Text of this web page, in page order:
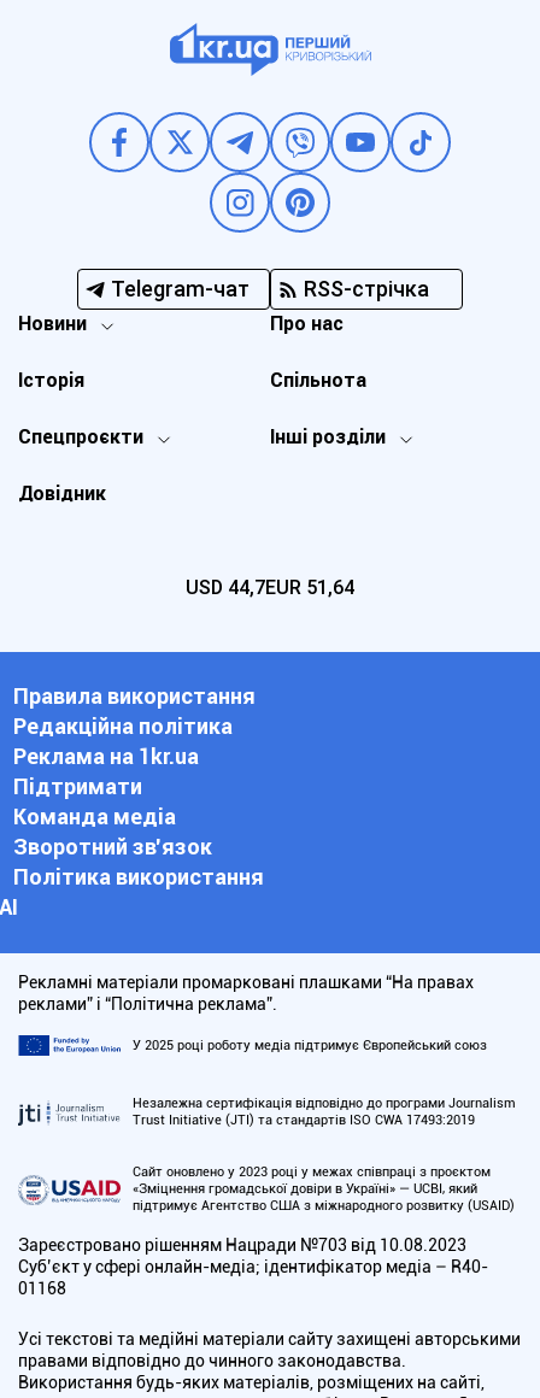
Telegram-чат RSS-стрічка
Новини
Спецпроєкти Інші розділи
Історія
Про нас
Довідник
Спільнота
USD 44,7EUR 51,64
Правила використання
Редакційна політика
Реклама на 1kr.ua
Підтримати
Команда медіа
Зворотний зв'язок
Політика використання
АІ
Рекламні матеріали промарковані плашками “На правах
реклами” і “Політична реклама”.
У 2025 році роботу медіа підтримує Європейський союз
Незалежна сертифікація відповідно до програми Journalism
Trust Initiative (JTI) та стандартів ISO CWA 17493:2019
Сайт оновлено у 2023 році у межах співпраці з проєктом
«Зміцнення громадської довіри в Україні» — UCBI, який
підтримує Агентство США з міжнародного розвитку (USAID)
Зареєстровано рішенням Нацради №703 від 10.08.2023
Cуб’єкт у сфері онлайн-медіа; ідентифікатор медіа – R40-
01168
Усі текстові та медійні матеріали сайту захищені авторськими
правами відповідно до чинного законодавства.
Використання будь-яких матеріалів, розміщених на сайті,